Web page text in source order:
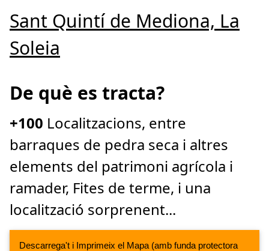
Sant Quintí de Mediona, La
Soleia
De què es tracta?
+100 Localitzacions, entre
barraques de pedra seca i altres
elements del patrimoni agrícola i
ramader, Fites de terme, i una
localització sorprenent...
Descarrega't i Imprimeix el Mapa (amb funda protectora